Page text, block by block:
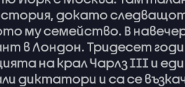
докато
мусемейство. В
вЛондон.Тридесет
на кралЧарлзIIIи
диктатори исасе